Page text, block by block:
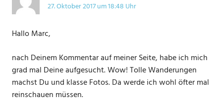
27. Oktober 2017 um 18:48 Uhr
Hallo Marc,
nach Deinem Kommentar auf meiner Seite, habe ich mich
grad mal Deine aufgesucht. Wow! Tolle Wanderungen
machst Du und klasse Fotos. Da werde ich wohl öfter mal
reinschauen müssen.